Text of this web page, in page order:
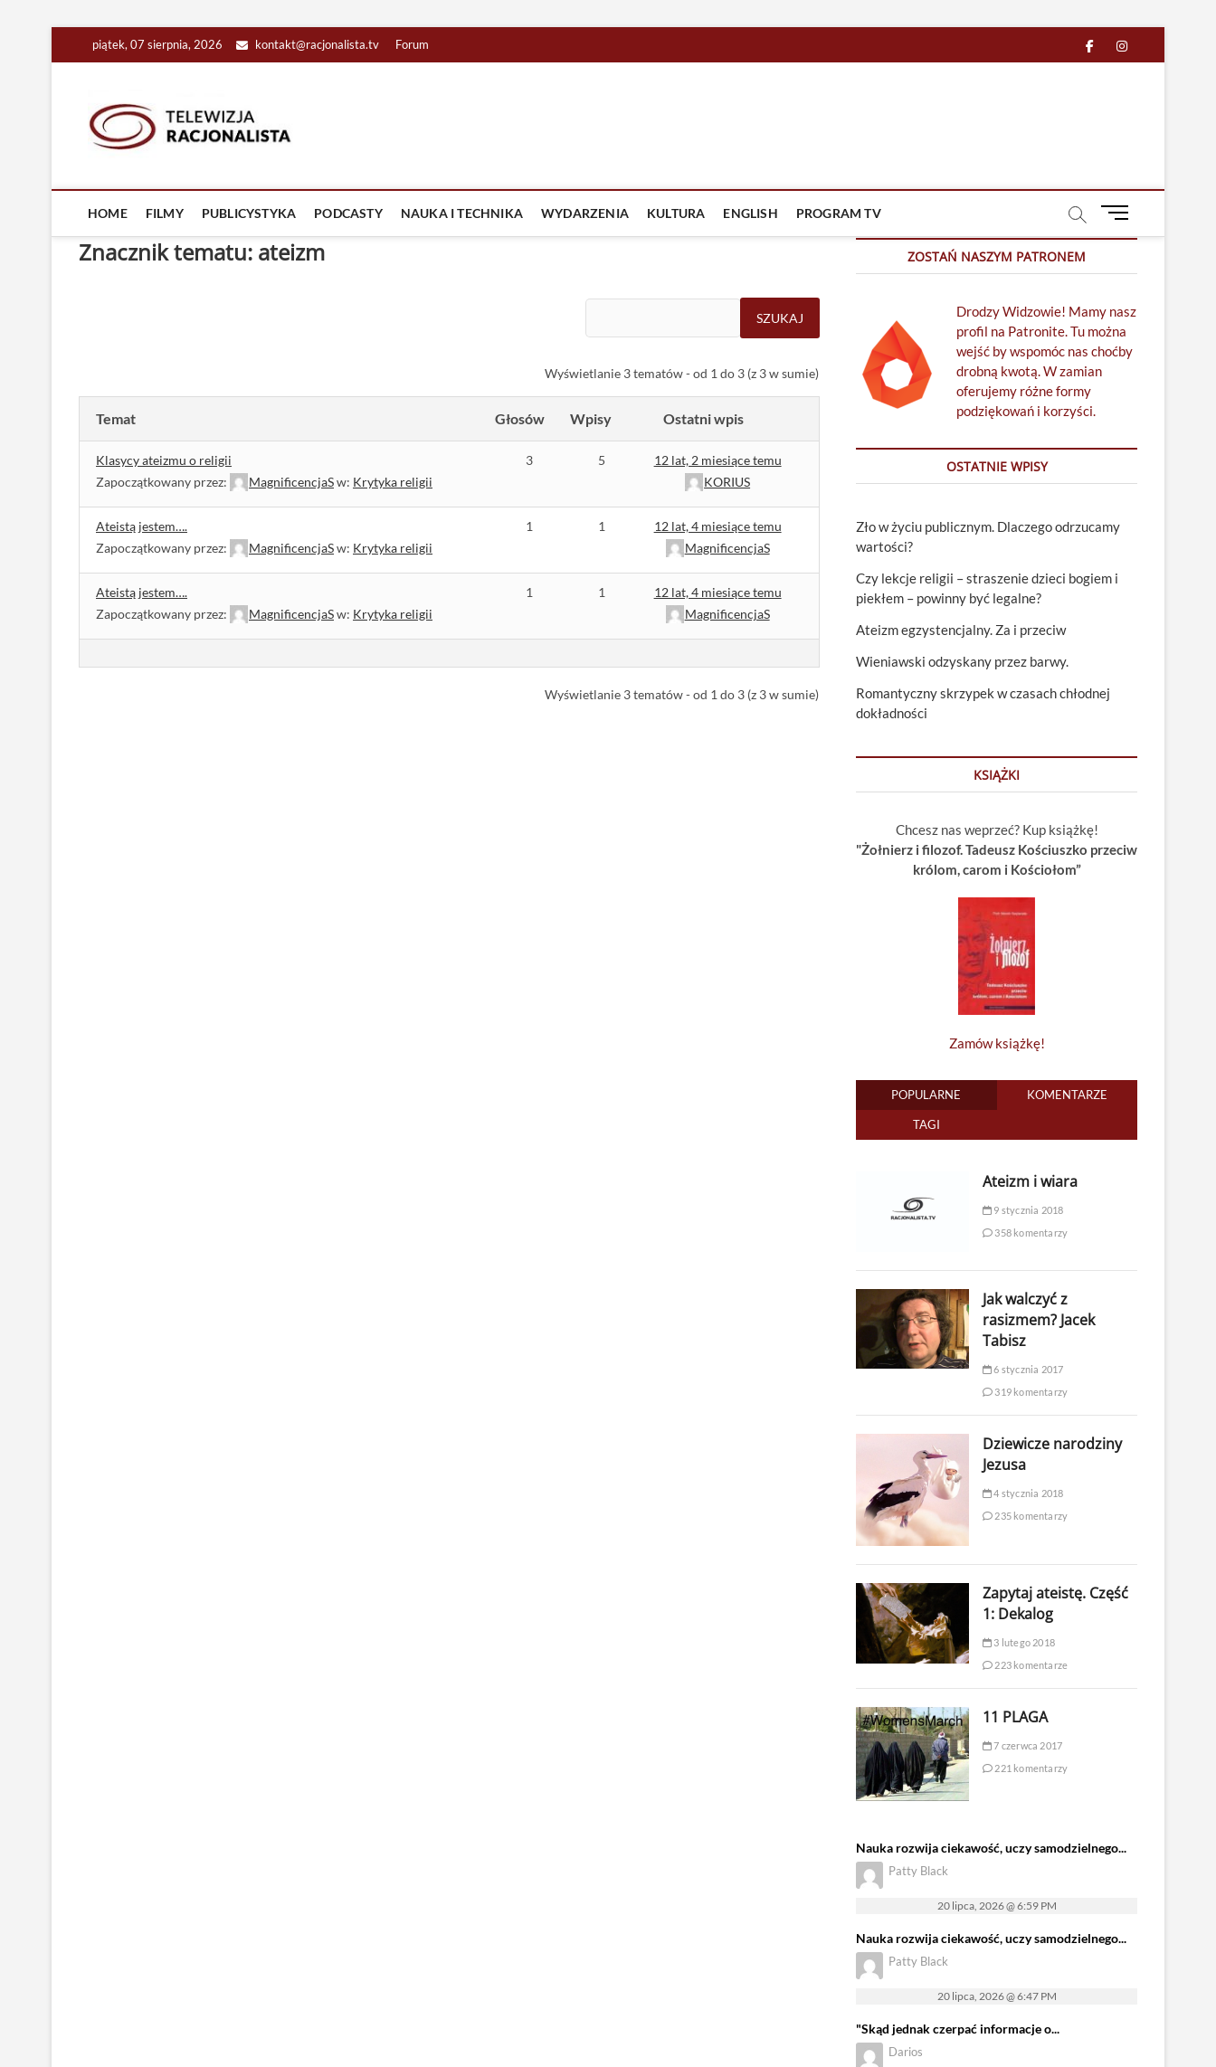
piątek, 07 sierpnia, 2026 kontakt@racjonalista.tv Forum facebook
in
HOME FILMY PUBLICYSTYKA PODCASTY NAUKA I TECHNIKA WYDARZENIA KULTURA ENGLISH PROGRAM TV
M
u
u
t
t
Znacznik tematu: ateizm
Wyświetlanie 3 tematów - od 1 do 3 (z 3 w sumie)
Temat Głosów Wpisy Ostatni wpis
Klasycy ateizmu o religii
Zapoczątkowany przez:
MagnificencjaSw: Krytyka religii
3 5
12 lat, 2 miesiące temu
KORIUS
Ateistą jestem….
Zapoczątkowany przez:
MagnificencjaSw: Krytyka religii
1 1
12 lat, 4 miesiące temu
MagnificencjaS
Ateistą jestem….
Zapoczątkowany przez:
MagnificencjaSw: Krytyka religii
1 1
12 lat, 4 miesiące temu
MagnificencjaS
Wyświetlanie 3 tematów - od 1 do 3 (z 3 w sumie)
ZOSTAŃ NASZYM PATRONEM
Drodzy Widzowie! Mamy nasz
profil na Patronite. Tu można
wejść by wspomóc nas choćby
drobną kwotą. W zamian
oferujemy różne formy
podziękowań i korzyści.
OSTATNIE WPISY
Zło w życiu publicznym. Dlaczego odrzucamy
wartości?
Czy lekcje religii – straszenie dzieci bogiem i
piekłem – powinny być legalne?
Ateizm egzystencjalny. Za i przeciw
Wieniawski odzyskany przez barwy.
Romantyczny skrzypek w czasach chłodnej
dokładności
KSIĄŻKI
Chcesz nas weprzeć? Kup książkę!
"Żołnierz i filozof. Tadeusz Kościuszko przeciw
królom, carom i Kościołom”
Zamów książkę!
POPULARNE KOMENTARZE
TAGI
Ateizm i wiara
9 stycznia 2018
358 komentarzy
Jak walczyć z
rasizmem? Jacek
Tabisz
6 stycznia 2017
319 komentarzy
Dziewicze narodziny
Jezusa
4 stycznia 2018
235 komentarzy
Zapytaj ateistę. Część
1: Dekalog
3 lutego 2018
223 komentarze
11 PLAGA
7 czerwca 2017
221 komentarzy
Nauka rozwija ciekawość, uczy samodzielnego...
Patty Black
20 lipca, 2026 @ 6:59 PM
Nauka rozwija ciekawość, uczy samodzielnego...
Patty Black
20 lipca, 2026 @ 6:47 PM
"Skąd jednak czerpać informacje o...
Darios